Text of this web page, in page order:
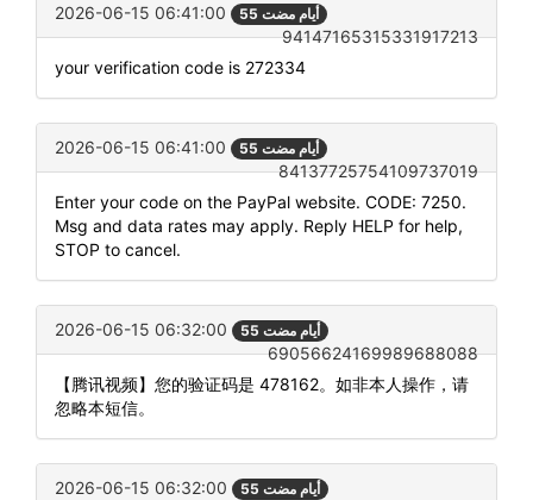
2026-06-15 06:41:00 55 أيام مضت
94147165315331917213
your verification code is 272334
2026-06-15 06:41:00 55 أيام مضت
84137725754109737019
Enter your code on the PayPal website. CODE: 7250.
Msg and data rates may apply. Reply HELP for help,
STOP to cancel.
2026-06-15 06:32:00 55 أيام مضت
69056624169989688088
【腾讯视频】您的验证码是 478162。如非本人操作，请
忽略本短信。
2026-06-15 06:32:00 55 أيام مضت